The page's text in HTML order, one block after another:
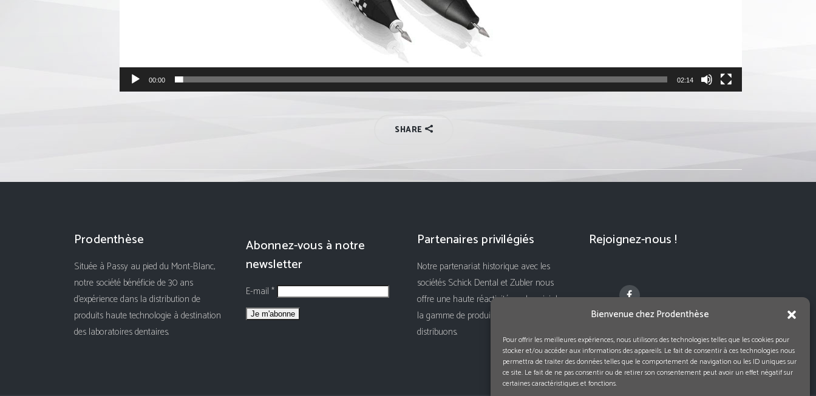
Bienvenue chez Prodenthèse
Pour offrir les meilleures expériences, nous utilisons des technologies telles que les cookies pour
stocker et/ou accéder aux informations des appareils. Le fait de consentir à ces technologies nous
permettra de traiter des données telles que le comportement de navigation ou les ID uniques sur
ce site. Le fait de ne pas consentir ou de retirer son consentement peut avoir un effet négatif sur
certaines caractéristiques et fonctions.
00:00 02:14
SHARE
Prodenthèse
Située à Passy au pied du Mont-Blanc,
notre société bénéficie de 30 ans
d'expérience dans la distribution de
produits haute technologie à destination
des laboratoires dentaires.
Abonnez-vous à notre
newsletter
E-mail *
Partenaires privilégiés
Notre partenariat historique avec les
sociétés Schick Dental et Zubler nous
offre une haute réactivité sur le suivi de
la gamme de produits que nous
distribuons.
Rejoignez-nous !